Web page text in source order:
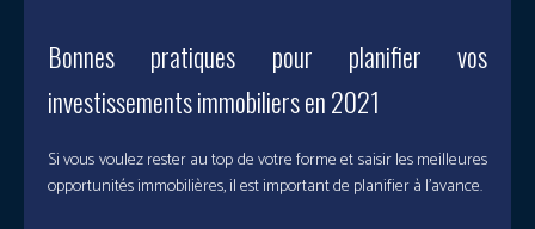
Bonnes pratiques pour planifier vos
investissements immobiliers en 2021
Si vous voulez rester au top de votre forme et saisir les meilleures
opportunités immobilières, il est important de planifier à l’avance.